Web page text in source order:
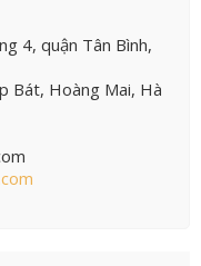
4, quận Tân Bình,
Bát, Hoàng Mai, Hà